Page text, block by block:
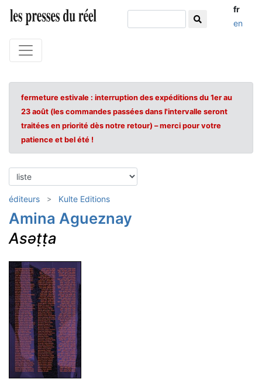
fr
en
fermeture estivale : interruption des expéditions du 1er au
23 août (les commandes passées dans l'intervalle seront
traitées en priorité dès notre retour) – merci pour votre
patience et bel été !
éditeurs Kulte Editions
Amina Agueznay
Asǝṭṭa